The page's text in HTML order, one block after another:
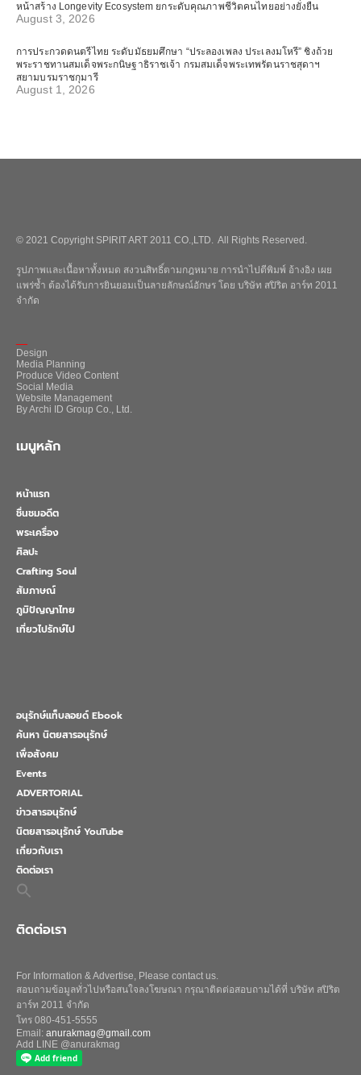
หน้าสร้าง Longevity Ecosystem ยกระดับคุณภาพชีวิตคนไทยอย่างยั่งยืน
August 3, 2026
การประกวดดนตรีไทย ระดับมัธยมศึกษา “ประลองเพลง ประเลงมโหรี” ชิงถ้วย
พระราชทานสมเด็จพระกนิษฐาธิราชเจ้า กรมสมเด็จพระเทพรัตนราชสุดาฯ
สยามบรมราชกุมารี
August 1, 2026
© 2021 Copyright SPIRIT ART 2011 CO.,LTD. All Rights Reserved.
รูปภาพและเนื้อหาทั้งหมด สงวนสิทธิ์ตามกฎหมาย การนำไปตีพิมพ์ อ้างอิง เผย
แพร่ซ้ำ ต้องได้รับการยินยอมเป็นลายลักษณ์อักษร โดย บริษัท สปิริต อาร์ท 2011
จำกัด
Design
Media Planning
Produce Video Content
Social Media
Website Management
By Archi ID Group Co., Ltd.
เมนูหลัก
หน้าแรก
ชื่นชมอดีต
พระเครื่อง
ศิลปะ
Crafting Soul
สัมภาษณ์
ภูมิปัญญาไทย
เที่ยวไปรักษ์ไป
อนุรักษ์แท็บลอยด์ Ebook
ค้นหา นิตยสารอนุรักษ์
เพื่อสังคม
Events
ADVERTORIAL
ข่าวสารอนุรักษ์
นิตยสารอนุรักษ์ YouTube
เกี่ยวกับเรา
ติดต่อเรา
Search
for:
ติดต่อเรา
For Information & Advertise, Please contact us.
สอบถามข้อมูลทั่วไปหรือสนใจลงโฆษณา กรุณาติดต่อสอบถามได้ที่ บริษัท สปิริต
อาร์ท 2011 จำกัด
โทร 080-451-5555
Email: anurakmag@gmail.com
Add LINE @anurakmag